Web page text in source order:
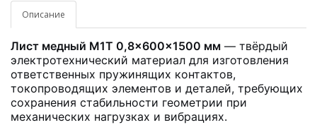
Описание
Лист медный М1Т 0,8×600×1500 мм — твёрдый
электротехнический материал для изготовления
ответственных пружинящих контактов,
токопроводящих элементов и деталей, требующих
сохранения стабильности геометрии при
механических нагрузках и вибрациях.